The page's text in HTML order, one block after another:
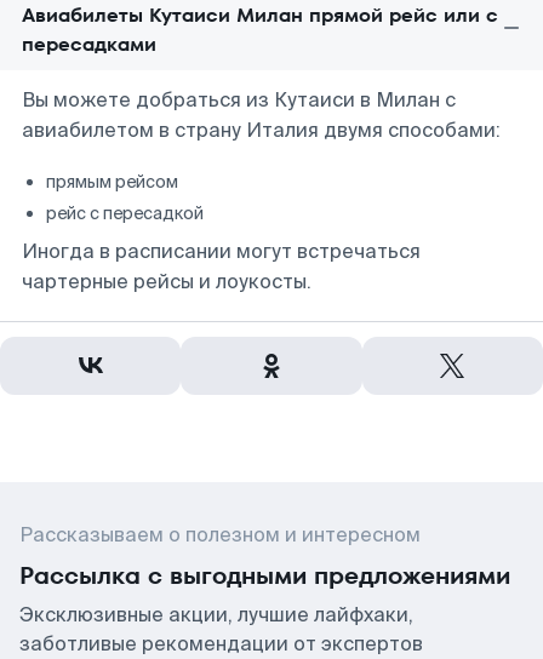
Авиабилеты Кутаиси Милан прямой рейс или с
пересадками
Вы можете добраться из Кутаиси в Милан с
авиабилетом в страну Италия двумя способами:
прямым рейсом
рейс с пересадкой
Иногда в расписании могут встречаться
чартерные рейсы и лоукосты.
Рассказываем о полезном и интересном
Рассылка с выгодными предложениями
Эксклюзивные акции, лучшие лайфхаки,
заботливые рекомендации от экспертов